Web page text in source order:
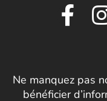
Ne manquez pas
bénéficier